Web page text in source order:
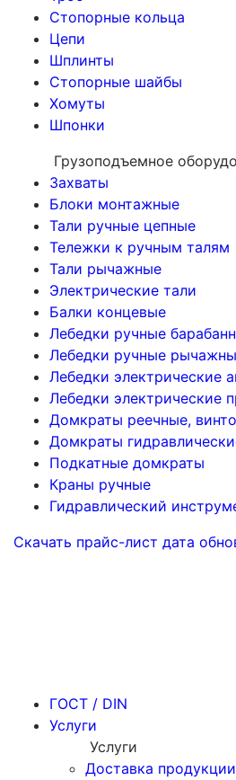
Стопорные кольца
Цепи
Шплинты
Стопорные шайбы
Хомуты
Шпонки
Грузоподъемное
Захваты
Блоки монтажные
Тали ручные цепные
Тележки к ручным талям
Тали рычажные
Электрические тали
Балки концевые
Лебедки ручные
Лебедки ручные
Лебедки электрические
Лебедки электрические
Домкраты реечные,
Домкраты
Подкатные домкраты
Краны ручные
Гидравлический
Скачать прайс-лист дата
ГОСТ / DIN
Услуги
Услуги
Доставка